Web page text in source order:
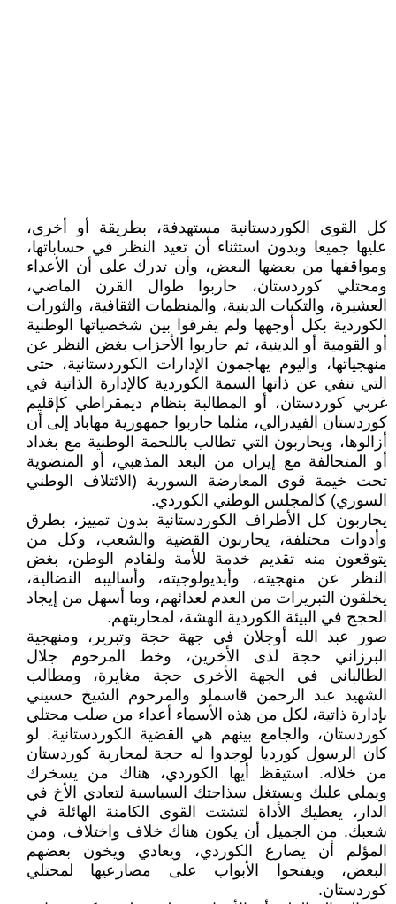
كل القوى الكوردستانية مستهدفة، بطريقة أو أخرى،
عليها جميعا وبدون استثناء أن تعيد النظر في حساباتها،
ومواقفها من بعضها البعض، وأن تدرك على أن الأعداء
ومحتلي كوردستان، حاربوا طوال القرن الماضي،
العشيرة، والتكيات الدينية، والمنظمات الثقافية، والثورات
الكوردية بكل أوجهها ولم يفرقوا بين شخصياتها الوطنية
أو القومية أو الدينية، ثم حاربوا الأحزاب بغض النظر عن
منهجياتها، واليوم يهاجمون الإدارات الكوردستانية، حتى
التي تنفي عن ذاتها السمة الكوردية كالإدارة الذاتية في
غربي كوردستان، أو المطالبة بنظام ديمقراطي كإقليم
كوردستان الفيدرالي، مثلما حاربوا جمهورية مهاباد إلى أن
أزالوها، ويحاربون التي تطالب باللحمة الوطنية مع بغداد
أو المتحالفة مع إيران من البعد المذهبي، أو المنضوية
تحت خيمة قوى المعارضة السورية (الائتلاف الوطني
السوري) كالمجلس الوطني الكوردي.
يحاربون كل الأطراف الكوردستانية بدون تمييز، بطرق
وأدوات مختلفة، يحاربون القضية والشعب، وكل من
يتوقعون منه تقديم خدمة للأمة ولقادم الوطن، بغض
النظر عن منهجيته، وأيديولوجيته، وأساليبه النضالية،
يخلقون التبريرات من العدم لعدائهم، وما أسهل من إيجاد
الحجج في البيئة الكوردية الهشة، لمحاربتهم.
صور عبد الله أوجلان في جهة حجة وتبرير، ومنهجية
البرزاني حجة لدى الأخرين، وخط المرحوم جلال
الطالباني في الجهة الأخرى حجة مغايرة، ومطالب
الشهيد عبد الرحمن قاسملو والمرحوم الشيخ حسيني
بإدارة ذاتية، لكل من هذه الأسماء أعداء من صلب محتلي
كوردستان، والجامع بينهم هي القضية الكوردستانية. لو
كان الرسول كورديا لوجدوا له حجة لمحاربة كوردستان
من خلاله. استيقظ أيها الكوردي، هناك من يسخرك
ويملي عليك ويستغل سذاجتك السياسية لتعادي الأخ في
الدار، يعطيك الأداة لتشتت القوى الكامنة الهائلة في
شعبك. من الجميل أن يكون هناك خلاف واختلاف، ومن
المؤلم أن يصارع الكوردي، ويعادي ويخون بعضهم
البعض، ويفتحوا الأبواب على مصارعيها لمحتلي
كوردستان.